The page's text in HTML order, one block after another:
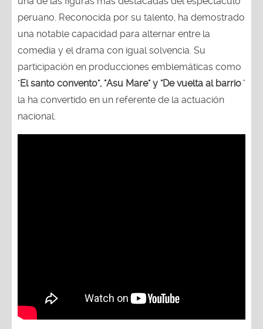
peruano. Reconocida por su talento, ha demostrado
una notable capacidad para alternar entre la
comedia y el drama con igual solvencia. Su
participación en producciones emblemáticas como
"El santo convento", "Asu Mare" y "De vuelta al barrio"
la ha convertido en un referente de la actuación
nacional.